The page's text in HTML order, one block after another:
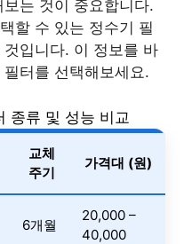
는 것이 중요합니다.
할 수 있는 정수기 필
입니다. 이 정보를 바
터를 선택해보세요.
종류 및 성능 비교
교체
주기
가격대 (원)
6개월
20,000 –
40,000